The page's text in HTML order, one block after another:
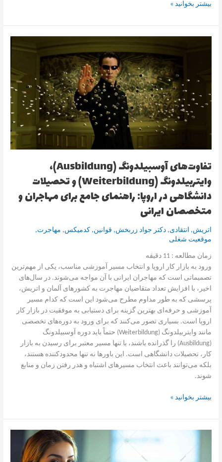
بیشتر بخوانید »
تفاوت‌های آوسبیلدونگ (Ausbildung)،
وایتربیلدونگ (Weiterbildung) و تحصیلات
دانشگاهی در اروپا: راهنمای جامع برای مهاجران و
متخصصان ایرانی
اتریش, انتقادی,دکتر جواد زربخش, قوانین, کدمیکس, مهاجرت,
موقعیت شغلی
زمان مطالعه :11 دقیقه
ورود به بازار کار اروپا و انتخاب مسیر آموزشی مناسب، یکی از مهم‌ترین
تصمیماتی است که مهاجران ایرانی با آن مواجه می‌شوند. در سال‌های
اخیر، با افزایش تعداد متقاضیان مهاجرت به کشورهای آلمان و اتریش،
پرسشی که به طور مداوم مطرح می‌شود این است که کدام مسیر
آموزشی و حرفه‌ای بهترین گزینه برای دستیابی به موفقیت در بازار کار
اروپا است. بسیاری تصور می‌کنند که برای ورود به دوره‌های تخصصی
مانند وایتربیلدونگ (Weiterbildung) حتماً باید دوره آوسبیلدونگ
(Ausbildung) را گذرانده باشند، یا تنها مسیر معتبر برای رسیدن به بازار
کار، تحصیلات دانشگاهی است. این باورها نه تنها محدودکننده هستند،
بلکه می‌توانند باعث انتخاب مسیرهای اشتباه و هدر رفتن زمان و منابع
شوند.
وایتربیلدونگ
(Weiterbildung)
و
تحصیلات
دانشگاهی
راهنمای
جامع
برای
مهاجران
و
متخصصان
ایرانی
بیشتر بخوانید »